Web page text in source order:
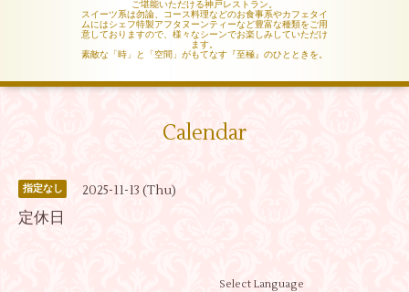
ご堪能いただける神戸レストラン。
スイーツ系は勿論、コース料理などのお食事系やカフェタイ
ムにはシェフ特製アフタヌーンティーなど豊富な種類をご用
意しておりますので、様々なシーンでお楽しみしていただけ
ます。
素敵な「時」と「空間」がもてなす『至極』のひとときを。
Calendar
指定なし 2025-11-13 (Thu)
定休日
Select Language